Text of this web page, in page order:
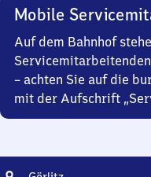
Mobile
Auf dem Bahnhof
– achten Sie auf die
mit der Aufschrift